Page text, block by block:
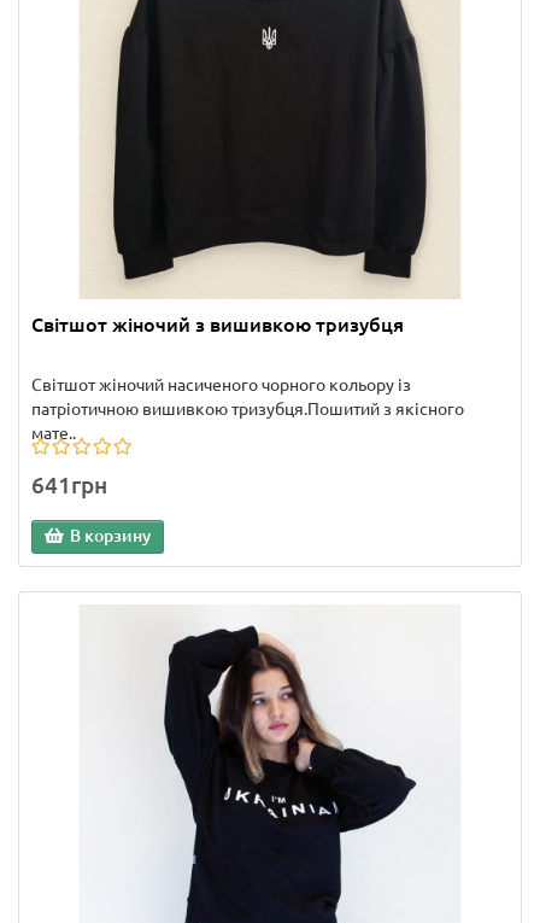
Світшот жіночий з вишивкою тризубця
Світшот жіночий насиченого чорного кольору із
патріотичною вишивкою тризубця.Пошитий з якісного
мате..
641грн
В корзину